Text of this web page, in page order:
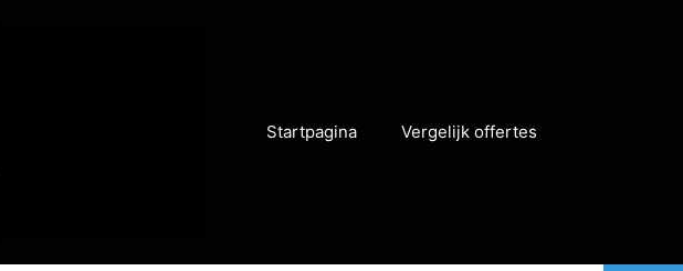
Startpagina Vergelijk offertes